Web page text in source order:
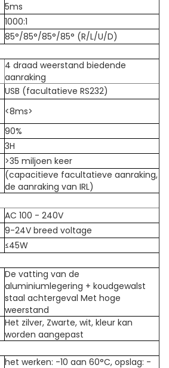
5ms
1000:1
85°/85°/85°/85° (R/L/U/D)
4 draad weerstand biedende
aanraking
USB (facultatieve RS232)
<8ms>
90%
3H
>35 miljoen keer
(capacitieve facultatieve aanraking,
de aanraking van IRL)
AC 100 - 240V
9-24V breed voltage
≤45W
De vatting van de
aluminiumlegering + koudgewalst
staal achtergeval Met hoge
weerstand
Het zilver, Zwarte, wit, kleur kan
worden aangepast
het werken: -10 aan 60°C, opslag: -